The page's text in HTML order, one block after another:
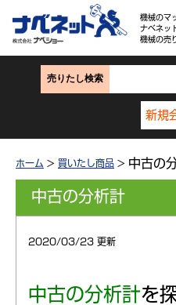
機械のマ
ナベネッ
機械の売
売りたし検索
新規
ホーム > 買いたし商品 > 中古の
中古の分析計
2020/03/23 更新
中古の分析計を